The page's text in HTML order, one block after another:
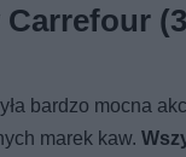
bardzo mocna
marek kaw.